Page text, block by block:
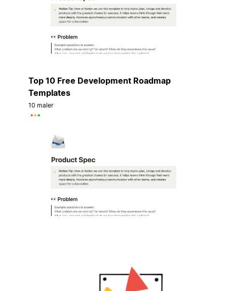
Top 10 Free Development Roadmap
Templates
10 maler